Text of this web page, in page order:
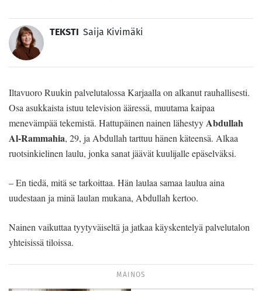
TEKSTI Saija Kivimäki
Iltavuoro Ruukin palvelutalossa Karjaalla on alkanut rauhallisesti.
Osa asukkaista istuu television ääressä, muutama kaipaa
menevämpää tekemistä. Hattupäinen nainen lähestyyAbdullah
Al-Rammahia, 29, ja Abdullah tarttuu hänen käteensä. Alkaa
ruotsinkielinen laulu, jonka sanat jäävät kuulijalle epäselväksi.
– En tiedä, mitä se tarkoittaa. Hän laulaa samaa laulua aina
uudestaan ja minä laulan mukana, Abdullah kertoo.
Nainen vaikuttaa tyytyväiseltä ja jatkaa käyskentelyä palvelutalon
yhteisissä tiloissa.
MAINOS